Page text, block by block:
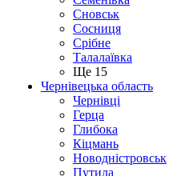
Сновськ
Сосниця
Срібне
Талалаївка
Ще 15
Чернівецька область
Чернівці
Герца
Глибока
Кіцмань
Новодністровськ
Путила